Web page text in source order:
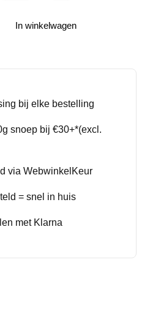
In winkelwagen
bij elke bestelling
snoep bij €30+*(excl.
via WebwinkelKeur
= snel in huis
met Klarna